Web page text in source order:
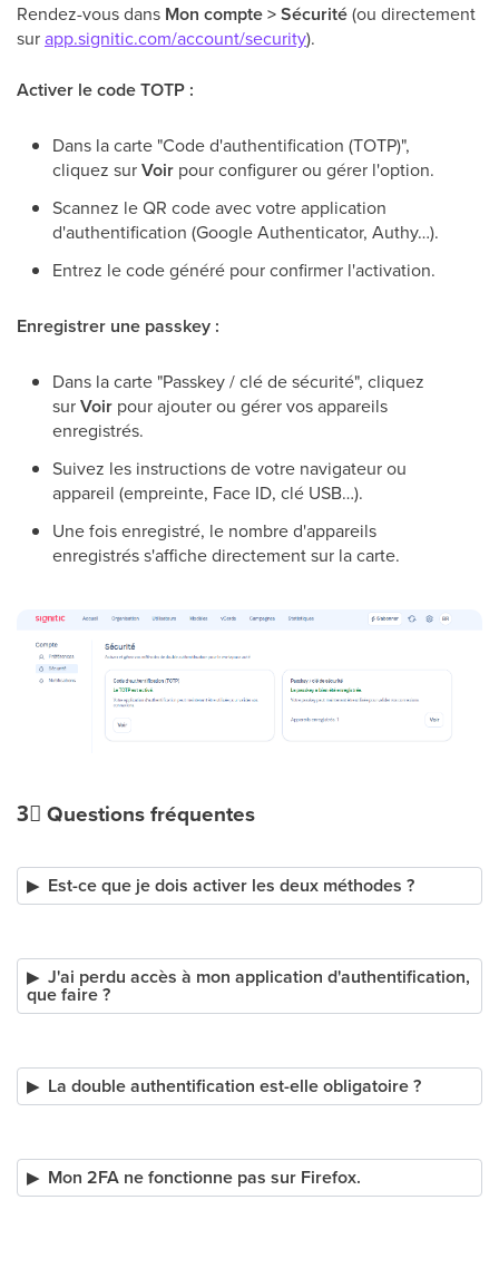
Rendez-vous dans Mon compte > Sécurité(ou directement
surapp.signitic.com/account/security).
Activer le code TOTP :
Dans la carte "Code d'authentification (TOTP)",
cliquez surVoir pour configurer ou gérer l'option.
Scannez le QR code avec votre application
d'authentification (Google Authenticator, Authy…).
Entrez le code généré pour confirmer l'activation.
Enregistrer une passkey :
Dans la carte "Passkey / clé de sécurité", cliquez
surVoir pour ajouter ou gérer vos appareils
enregistrés.
Suivez les instructions de votre navigateur ou
appareil (empreinte, Face ID, clé USB…).
Une fois enregistré, le nombre d'appareils
enregistrés s'affiche directement sur la carte.
3⃣ Questions fréquentes
Est-ce que je dois activer les deux méthodes ?
J'ai perdu accès à mon application d'authentification,
que faire ?
La double authentification est-elle obligatoire ?
Mon 2FA ne fonctionne pas sur Firefox.